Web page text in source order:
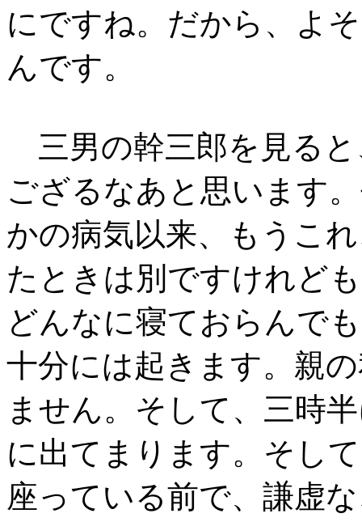
にですね。だから、よ
んです。
三男の幹三郎を見る
ござるなあと思います
かの病気以来、もうこ
たときは別ですけれど
どんなに寝ておらんで
十分には起きます。親
ません。そして、三時
に出てまります。そし
座っている前で、謙虚